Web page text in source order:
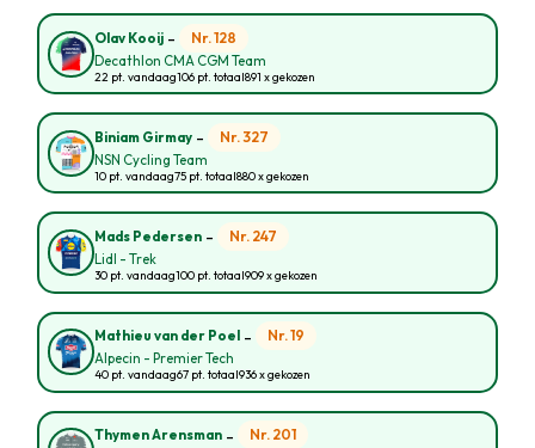
Olav Kooij - Nr. 128
Decathlon CMA CGM Team
22 pt. vandaag106 pt. totaal891 x gekozen
Biniam Girmay - Nr. 327
NSN Cycling Team
10 pt. vandaag75 pt. totaal880 x gekozen
Mads Pedersen - Nr. 247
Lidl - Trek
30 pt. vandaag100 pt. totaal909 x gekozen
Mathieu van der Poel - Nr. 19
Alpecin - Premier Tech
40 pt. vandaag67 pt. totaal936 x gekozen
Thymen Arensman - Nr. 201